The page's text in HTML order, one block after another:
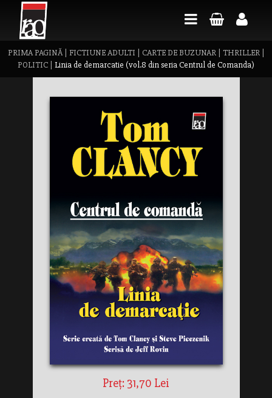
PRIMA PAGINĂ| FICTIUNE ADULTI CARTE DE BUZUNAR| THRILLER|
POLITIC
Linia de demarcatie (vol.8 din seria Centrul de Comanda)
Preț: 31,70 Lei